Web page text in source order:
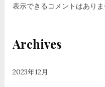
表示できるコメントはありま
Archives
2023年12月